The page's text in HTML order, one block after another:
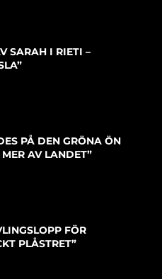
SARAH I RIETI –
PÅ DEN GRÖNA ÖN
AV LANDET”
FÖR
PLÅSTRET”